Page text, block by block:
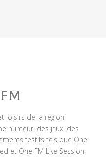
loisirs de la région
humeur, des jeux, des
festifs tels que One
et One FM Live Session.